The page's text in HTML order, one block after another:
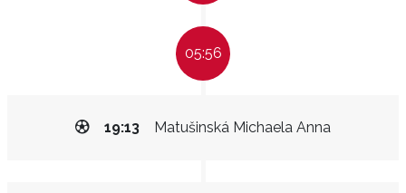
05:56
Matušinská Michaela Anna
19:13